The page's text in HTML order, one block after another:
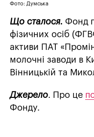
Фото: Думська
Що сталося. Фонд
фізичних осіб
активи ПАТ
молочні заводи в
Вінницькій та
Джерело. Про це
Фонду.